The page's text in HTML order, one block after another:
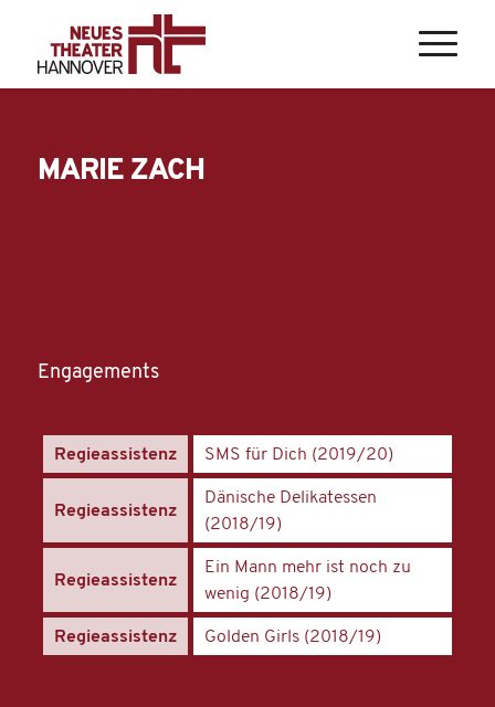
MARIE ZACH
Engagements
Regieassistenz SMS für Dich (2019/20)
Regieassistenz
Dänische Delikatessen
(2018/19)
Regieassistenz
Ein Mann mehr ist noch zu
wenig (2018/19)
Regieassistenz Golden Girls (2018/19)